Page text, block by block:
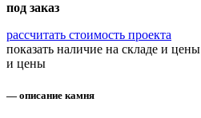
под заказ
рассчитать стоимость проекта
показать наличие на складе и цены
и цены
— описание камня